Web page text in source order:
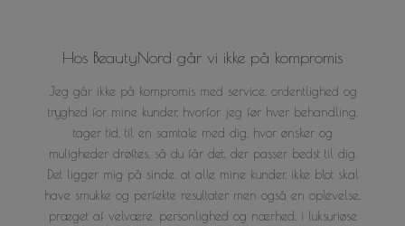
Hos BeautyNord går vi ikke på kompromis
Jeg går ikke på kompromis med service, ordentlighed og
tryghed for mine kunder, hvorfor jeg før hver behandling,
tager tid, til en samtale med dig, hvor ønsker og
muligheder drøftes, så du får det, der passer bedst til dig.
Det ligger mig på sinde, at alle mine kunder, ikke blot skal
have smukke og perfekte resultater men også en oplevelse,
præget af velvære, personlighed og nærhed, i luksuriøse